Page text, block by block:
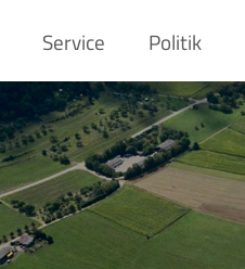
Service Politik